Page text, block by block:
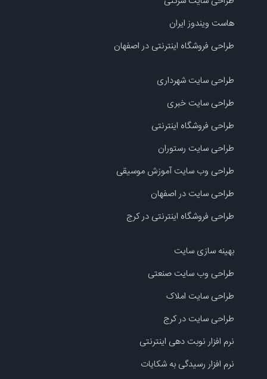
هاست ویندوز ایران
طراحی فروشگاه اینترنتی در اصفهان
طراحی سایت شهرداری
طراحی سایت خبری
طراحی فروشگاه اینترنتی
طراحی سایت رستوران
طراحی وب سایت آموزش موسیقی
طراحی سایت در اصفهان
طراحی فروشگاه اینترنتی در کرج
بهینه سازی سایت
طراحی وب سایت صنعتی
طراحی سایت املاک
طراحی سایت در کرج
نرم افزار نوبت دهی اینترنتی
نرم افزار رسیدگی به شکایات